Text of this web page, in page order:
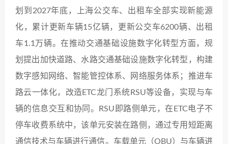
划到2027年底，上海公交车、出租车全部实现新能源
化，累计更新车辆15亿辆，更新公交车6200辆、出租
车1.1万辆。在推动交通基础设施数字化转型方面，规
划提出加快道路、水路交通基础设施数字化转型，构建
数字感知网络、智能管控体系、网络服务体系；推进车
路云一体化，改造ETC龙门系统RSU等设备，实现与车
辆的信息交互和协同。RSU即路侧单元，在ETC电子不
停车收费系统中，该单元安装在路侧，通过专用短距离
通信技术与车辆进行通信。车载单元（OBU）与车辆进